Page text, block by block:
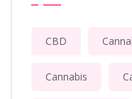
CBD
Cannabis